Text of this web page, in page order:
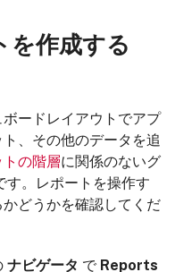
を作成する
ードレイアウトでアプ
、その他のデータを追
トの階層に関係のないグ
す。レポートを操作す
どうかを確認してくだ
ナビゲータ で Reports